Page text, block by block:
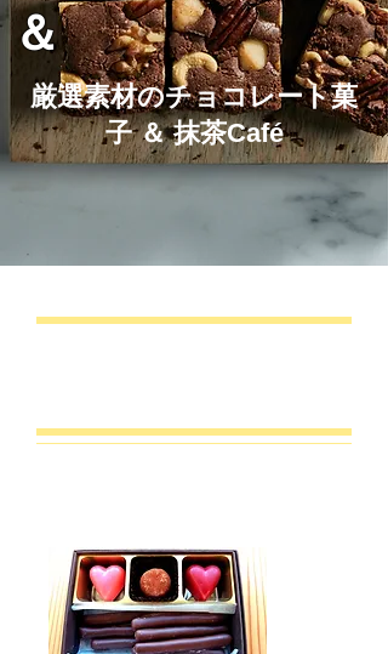
＆
厳選素材のチョコレート菓
子 ＆ 抹茶Café